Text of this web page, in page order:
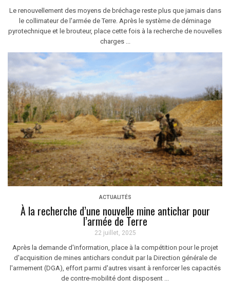
Le renouvellement des moyens de bréchage reste plus que jamais dans
le collimateur de l'armée de Terre. Après le système de déminage
pyrotechnique et le brouteur, place cette fois à la recherche de nouvelles
charges ...
ACTUALITÉS
À la recherche d’une nouvelle mine antichar pour
l’armée de Terre
22 juillet, 2025
Après la demande d'information, place à la compétition pour le projet
d'acquisition de mines antichars conduit par la Direction générale de
l'armement (DGA), effort parmi d'autres visant à renforcer les capacités
de contre-mobilité dont disposent ...